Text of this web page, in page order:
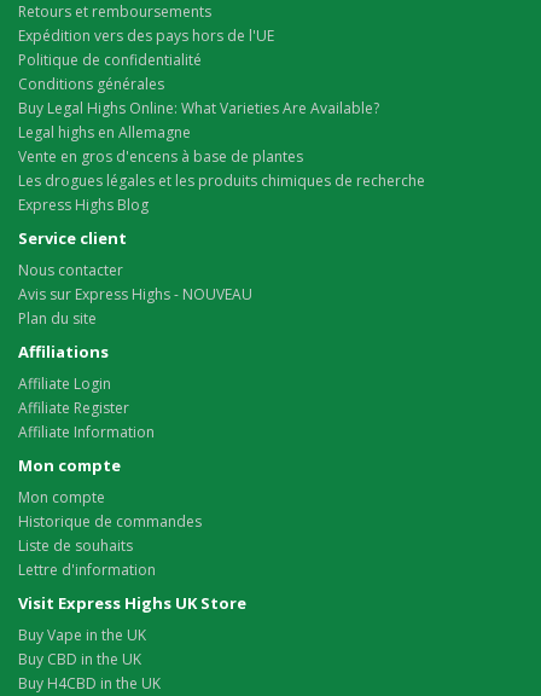
Retours et remboursements
Expédition vers des pays hors de l'UE
Politique de confidentialité
Conditions générales
Buy Legal Highs Online: What Varieties Are Available?
Legal highs en Allemagne
Vente en gros d'encens à base de plantes
Les drogues légales et les produits chimiques de recherche
Express Highs Blog
Service client
Nous contacter
Avis sur Express Highs - NOUVEAU
Plan du site
Affiliations
Affiliate Login
Affiliate Register
Affiliate Information
Mon compte
Mon compte
Historique de commandes
Liste de souhaits
Lettre d'information
Visit Express Highs UK Store
Buy Vape in the UK
Buy CBD in the UK
Buy H4CBD in the UK